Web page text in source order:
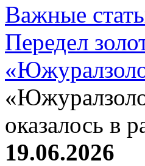
Важные
Передел
оказалось в
19.06.2026